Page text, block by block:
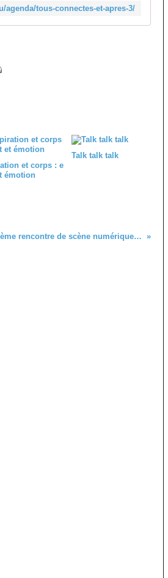
tous-connectes-et-apres-3/
et corps : e
émotion
Talk talk talk
« Geodanse, 3ème rencontre de scène numérique » entre le Shadok et Barcelone